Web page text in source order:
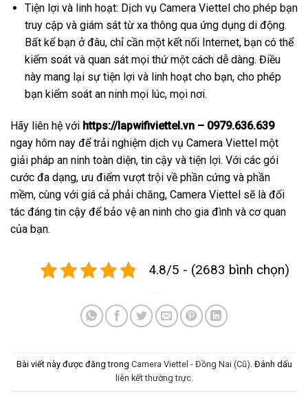
Tiện lợi và linh hoạt: Dịch vụ Camera Viettel cho phép bạn
truy cập và giám sát từ xa thông qua ứng dụng di động.
Bất kể bạn ở đâu, chỉ cần một kết nối Internet, bạn có thể
kiểm soát và quan sát mọi thứ một cách dễ dàng. Điều
này mang lại sự tiện lợi và linh hoạt cho bạn, cho phép
bạn kiểm soát an ninh mọi lúc, mọi nơi.
Hãy liên hệ với https://lapwifiviettel.vn – 0979.636.639
ngay hôm nay để trải nghiệm dịch vụ Camera Viettel một
giải pháp an ninh toàn diện, tin cậy và tiện lợi. Với các gói
cước đa dạng, ưu điểm vượt trội về phần cứng và phần
mềm, cùng với giá cả phải chăng, Camera Viettel sẽ là đối
tác đáng tin cậy để bảo vệ an ninh cho gia đình và cơ quan
của bạn.
4.8/5 - (2683 bình chọn)
Bài viết này được đăng trong Camera Viettel - Đồng Nai (Cũ). Đánh dấu
liên kết thường trực.